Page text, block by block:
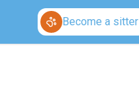
Become a sitter